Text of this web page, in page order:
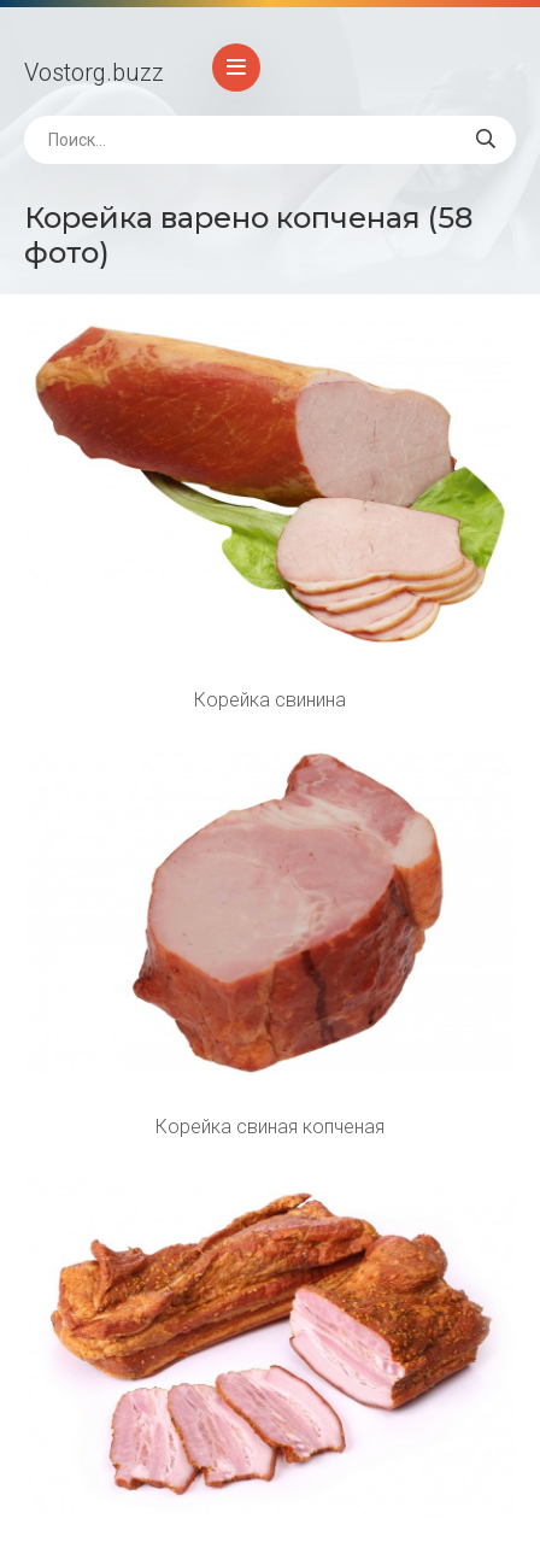
Vostorg.buzz
Корейка варено копченая (58
фото)
Корейка свинина
Корейка свиная копченая